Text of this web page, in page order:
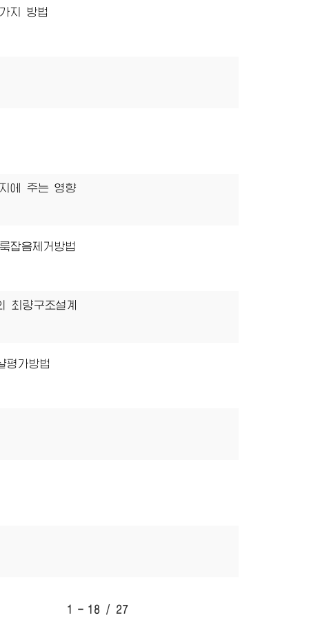
지 방법
에 주는 영향
잡음제거방법
최량구조설계
평가방법
1 - 18 / 27